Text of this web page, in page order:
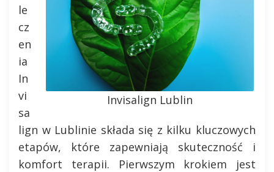
Invisalign Lublin
le
cz
en
ia
In
vi
sa
lign w Lublinie składa się z kilku kluczowych
etapów, które zapewniają skuteczność i
komfort terapii. Pierwszym krokiem jest